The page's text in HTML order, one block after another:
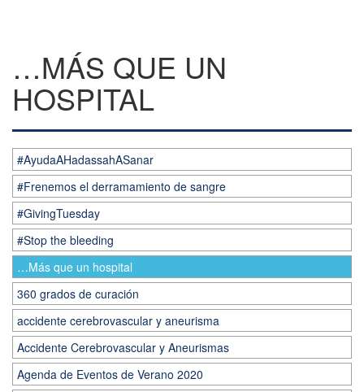
…MÁS QUE UN
HOSPITAL
#AyudaAHadassahASanar
#Frenemos el derramamiento de sangre
#GivingTuesday
#Stop the bleeding
…Más que un hospital
360 grados de curación
accidente cerebrovascular y aneurisma
Accidente Cerebrovascular y Aneurismas
Agenda de Eventos de Verano 2020